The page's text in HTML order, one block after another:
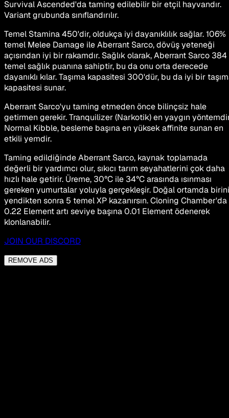
Survival Ascended'da taming edilebilir bir etçil hayvandır.
Variant grubunda sınıflandırılır.
Temel Stamina 450'dir, oldukça iyi dayanıklılık sağlar. 106%
temel Melee Damage ile Aberrant Sarco, dövüş yeteneği
açısından iyi bir rakamdır. Sağlık olarak, Aberrant Sarco 384
temel sağlık puanına sahiptir, bu da onu orta derecede
dayanıklı kılar. Taşıma kapasitesi 300'dür, bu da iyi bir
kapasitesi sunar.
Aberrant Sarco'yu taming etmeden önce bilinçsiz hale
getirmen gerekir. Tranquilizer (Narkotik) en yaygın
Normal Kibble, besleme başına en yüksek affinite sunan en
etkili yemdir.
Taming edildiğinde Aberrant Sarco, kaynak toplamada
değerli bir yardımcı olur, sıkıcı tarım seyahatlerini çok daha
hızlı hale getirir. Üreme, 30°C ile 34°C arasında ısınması
gereken yumurtalar yoluyla gerçekleşir. Doğal ortamda birini
yendikten sonra 5 temel XP kazanırsın. Cloning Chamber'da
0.22 Element artı seviye başına 0.01 Element ödenerek
klonlanabilir.
JOIN OUR DISCORD
REMOVE ADS